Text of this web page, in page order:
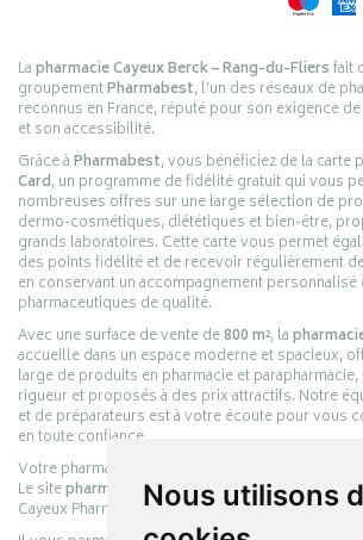
Nous utilisons
Lapharmacie Cayeux Berck – Rang-du-Fliersfait
groupementPharmabest, l’un des réseaux de
reconnus en France, réputé pour son exigence
et son accessibilité.
Grâce àPharmabest, vous bénéficiez de la carte
Card, un programme de fidélité gratuit qui vous
nombreuses offres sur une large sélection de
dermo-cosmétiques, diététiques et bien-être,
grands laboratoires. Cette carte vous permet
des points fidélité et de recevoir régulièrement
en conservant un accompagnement
pharmaceutiques de qualité.
Avec une surface de vente de800 m², la
accueille dans un espace moderne et spacieux,
large de produits en pharmacie et
rigueur et proposés à des prix attractifs. Notre
et de préparateurs est à votre écoute pour vous
en toute confiance.
Votre pharmacie en ligne :
Le sitepharmacie-cayeux.frest le prolongement
Cayeux Pharmabest Berck-sur-Mer – Rang-du-